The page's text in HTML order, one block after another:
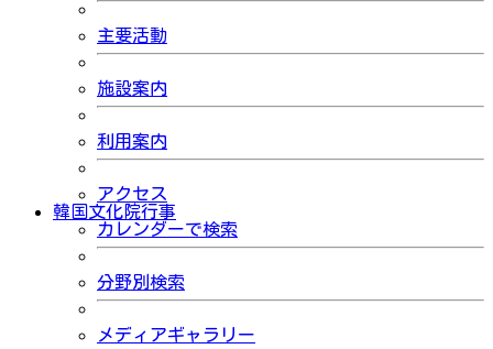
主要活動
施設案内
利用案内
アクセス
韓国文化院行事
カレンダーで検索
分野別検索
メディアギャラリー